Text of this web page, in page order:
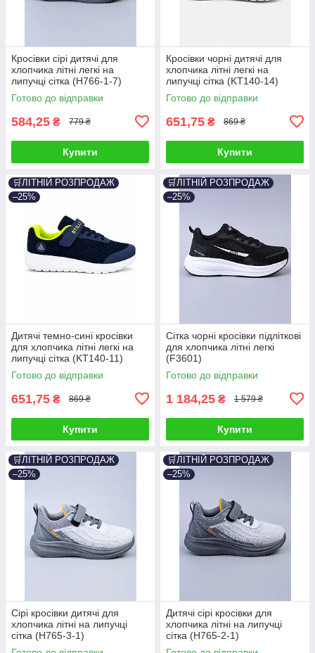
Кросівки сірі дитячі для
хлопчика літні легкі на
липучці сітка (H766-1-7)
Готово до відправки
584,25 ₴ 779 ₴
Купити
Кросівки чорні дитячі для
хлопчика літні легкі на
липучці сітка (KT140-14)
Готово до відправки
651,75 ₴ 869 ₴
Купити
🛒ЛІТНІЙ РОЗПРОДАЖ
–25%
Дитячі темно-сині кросівки
для хлопчика літні легкі на
липучці сітка (KT140-11)
Готово до відправки
651,75 ₴ 869 ₴
Купити
🛒ЛІТНІЙ РОЗПРОДАЖ
–25%
Сітка чорні кросівки підліткові
для хлопчика літні легкі
(F3601)
Готово до відправки
1 184,25 ₴ 1 579 ₴
Купити
🛒ЛІТНІЙ РОЗПРОДАЖ
–25%
Сірі кросівки дитячі для
хлопчика літні на липучці
сітка (H765-3-1)
🛒ЛІТНІЙ РОЗПРОДАЖ
–25%
Дитячі сірі кросівки для
хлопчика літні на липучці
сітка (H765-2-1)